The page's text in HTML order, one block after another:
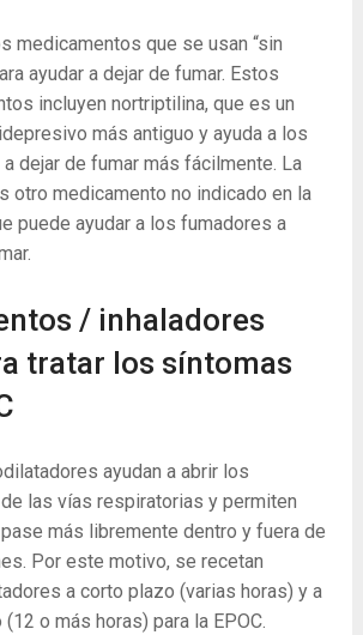
medicamentos que se usan “sin
ayudar a dejar de fumar. Estos
incluyen nortriptilina, que es un
más antiguo y ayuda a los
dejar de fumar más fácilmente. La
otro medicamento no indicado en la
puede ayudar a los fumadores a
/ inhaladores
tratar los síntomas
ayudan a abrir los
las vías respiratorias y permiten
más libremente dentro y fuera de
Por este motivo, se recetan
a corto plazo (varias horas) y a
o más horas) para la EPOC.